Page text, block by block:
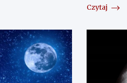
Czytaj